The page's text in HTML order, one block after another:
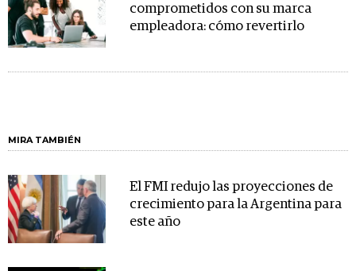
comprometidos con su marca
empleadora: cómo revertirlo
MIRA TAMBIÉN
El FMI redujo las proyecciones de
crecimiento para la Argentina para
este año